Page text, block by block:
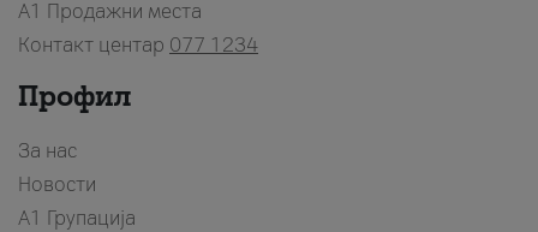
A1 Продажни места
Контакт центар 077 1234
Профил
За нас
Новости
А1 Групација